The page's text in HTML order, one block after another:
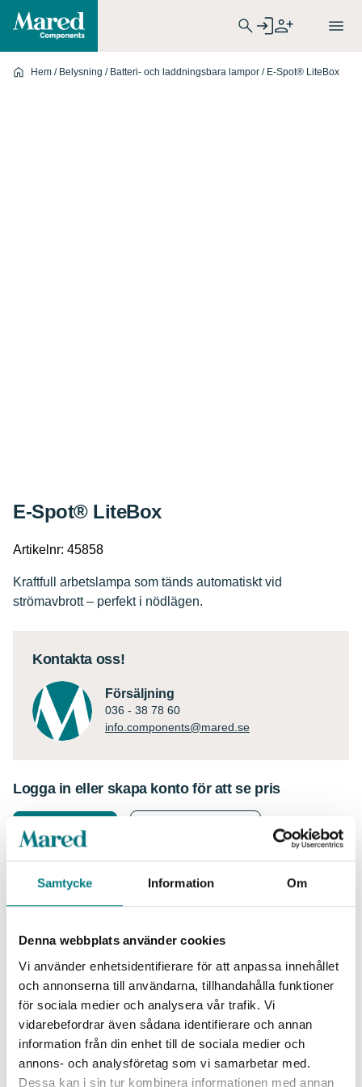
Samtycke Information Om
Denna webbplats använder cookies
Vi använder enhetsidentifierare för att anpassa innehållet
och annonserna till användarna, tillhandahålla funktioner
för sociala medier och analysera vår trafik. Vi
vidarebefordrar även sådana identifierare och annan
information från din enhet till de sociala medier och
annons- och analysföretag som vi samarbetar med.
Dessa kan i sin tur kombinera informationen med annan
Hem / Belysning / Batteri- och laddningsbara lampor / E-Spot® LiteBox
Kontakta oss!
Försäljning
036 - 38 78 60
info.components@mared.se
Logga in eller skapa konto för att se pris
Logga in
Information
fokuserad belysning med fyra lysdioder med djupa paraboliska
reflektorer för lång räckvidd. Dess ledade huvud gör att du kan
rikta ljuset precis där det behövs, och dess stora stömbrytare är
lätt att använda med handskar.
– Strömavbrotts funktion som automatiskt tänder lampan när
strömmen går sönder
– Hög och lågt läge:
1 500 lumen; 110 000 candela; 663m räckvidd; batteritid
E-Spot® LiteBox
Kraftfull arbetslampa som tänds automatiskt vid
strömavbrott – perfekt i nödlägen.
Artikelnr: 45858